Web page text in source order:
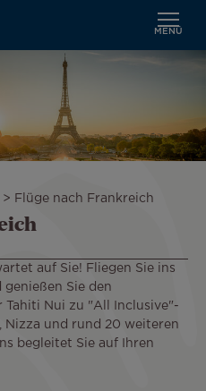
MENÜ
Flüge nach Frankreich
auf Sie! Fliegen Sie ins
Sie den
Tahiti Nui zu "All Inclusive"-
Nizza und rund 20 weiteren
begleitet Sie auf Ihren